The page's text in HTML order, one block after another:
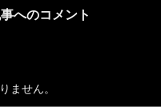
へのコメント
ません。